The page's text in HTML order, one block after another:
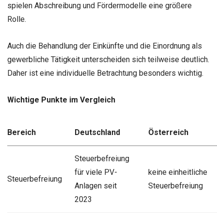
spielen Abschreibung und Fördermodelle eine größere
Rolle.
Auch die Behandlung der Einkünfte und die Einordnung als
gewerbliche Tätigkeit unterscheiden sich teilweise deutlich.
Daher ist eine individuelle Betrachtung besonders wichtig.
Wichtige Punkte im Vergleich
Bereich Deutschland Österreich
Steuerbefreiung
Steuerbefreiung
für viele PV-
Anlagen seit
2023
keine einheitliche
Steuerbefreiung